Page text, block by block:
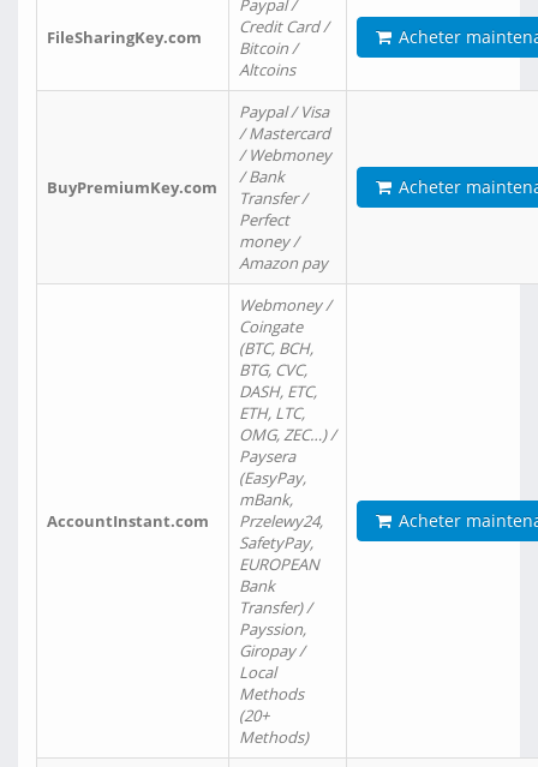
FileSharingKey.com
Paypal /
Credit Card /
Bitcoin /
Altcoins
Acheter
BuyPremiumKey.com
Paypal / Visa
/ Mastercard
/ Webmoney
/ Bank
Transfer /
Perfect
money /
Amazon pay
Acheter
AccountInstant.com
Webmoney /
Coingate
(BTC, BCH,
BTG, CVC,
DASH, ETC,
ETH, LTC,
OMG, ZEC…) /
Paysera
(EasyPay,
mBank,
Przelewy24,
SafetyPay,
EUROPEAN
Bank
Transfer) /
Payssion,
Giropay /
Local
Methods
(20+
Methods)
Acheter